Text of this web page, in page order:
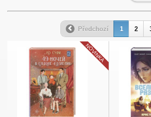
Předchozí 1 2
NOVINKA